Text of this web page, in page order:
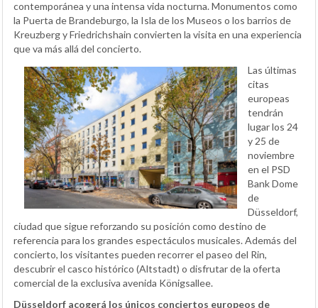
contemporánea y una intensa vida nocturna. Monumentos como
la Puerta de Brandeburgo, la Isla de los Museos o los barrios de
Kreuzberg y Friedrichshain convierten la visita en una experiencia
que va más allá del concierto.
Las últimas
citas
europeas
tendrán
lugar los 24
y 25 de
noviembre
en el PSD
Bank Dome
de
Düsseldorf,
ciudad que sigue reforzando su posición como destino de
referencia para los grandes espectáculos musicales. Además del
concierto, los visitantes pueden recorrer el paseo del Rin,
descubrir el casco histórico (Altstadt) o disfrutar de la oferta
comercial de la exclusiva avenida Königsallee.
Düsseldorf acogerá los únicos conciertos europeos de